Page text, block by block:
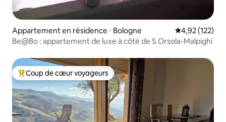
Appartement en résidence ⋅ Bologne Évaluation
4,92 (122)
Be@Bo : appartement de luxe à côté de S.Orsola-Malpighi
Coups de cœur voyageurs les plus appréciés
Coup de cœur voyageurs